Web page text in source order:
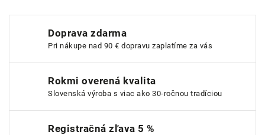
Doprava zdarma
Pri nákupe nad 90 € dopravu zaplatíme za vás
Rokmi overená kvalita
Slovenská výroba s viac ako 30-ročnou tradíciou
Registračná zľava 5 %